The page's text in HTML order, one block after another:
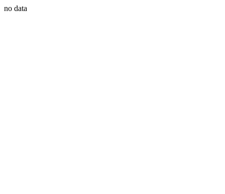
no data